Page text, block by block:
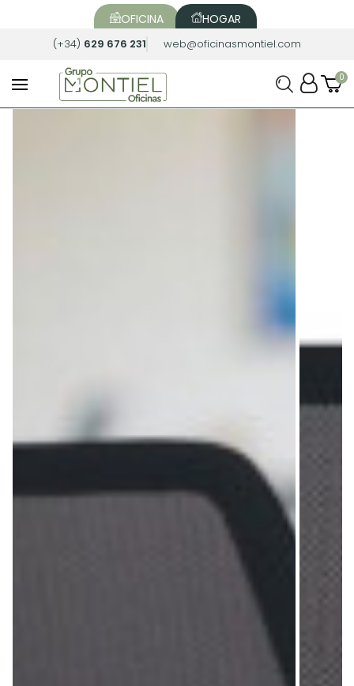
OFICINA HOGAR
(+34) 629 676 231 web@oficinasmontiel.com